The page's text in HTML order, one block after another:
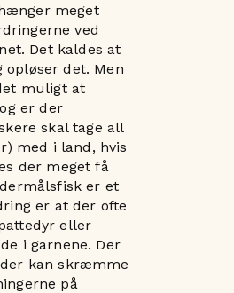
meget
ved
Det kaldes at
opløser det. Men
muligt at
er der
skal tage all
med i land, hvis
der meget få
er et
er at der ofte
eller
i garnene. Der
kan skræmme
på